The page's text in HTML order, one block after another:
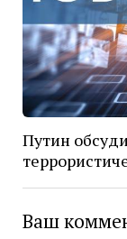
Путин
Ваш